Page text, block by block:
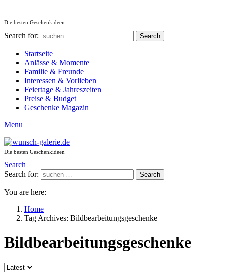
Die besten Geschenkideen
Search for: Search
Startseite
Anlässe & Momente
Familie & Freunde
Interessen & Vorlieben
Feiertage & Jahreszeiten
Preise & Budget
Geschenke Magazin
Menu
Die besten Geschenkideen
Search
Search for:
Search
You are here:
Home
Tag Archives: Bildbearbeitungsgeschenke
Bildbearbeitungsgeschenke